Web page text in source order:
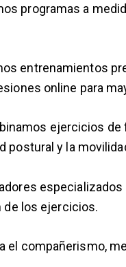
programas a
entrenamientos
online para
ejercicios de
postural y la
de los ejercicios.
el compañerismo,